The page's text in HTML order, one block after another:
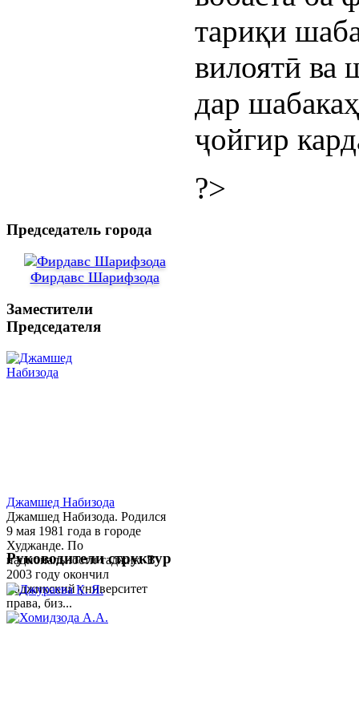
тариқи
вилоятӣ ва
дар
ҷойгир
?>
Председатель города
Фирдавс Шарифзода
Заместители
Председателя
Джамшед Набизода
Джамшед Набизода. Родился
9 мая 1981 года в городе
Худжанде. По
национальности таджик. В
2003 году окончил
Таджикский университет
права, биз...
Руководители структур